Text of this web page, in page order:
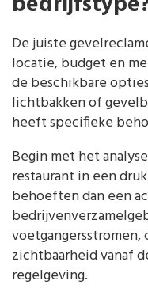
De juiste
locatie, budget en
de beschikbare
lichtbakken of
heeft specifieke
Begin met het
restaurant in een
behoeften dan een
zichtbaarheid vanaf
regelgeving.